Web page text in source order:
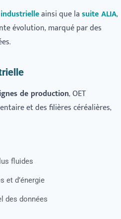
ainsi que lasuite ALIA,
évolution, marqué par des
de production, OET
et des filières céréalières,
fluides
et d’énergie
des données